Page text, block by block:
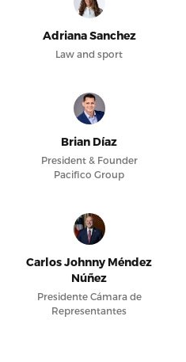
Adriana Sanchez
Law and sport
Brian Díaz
President & Founder
Pacifico Group
Carlos Johnny Méndez
Núñez
Presidente Cámara de
Representantes